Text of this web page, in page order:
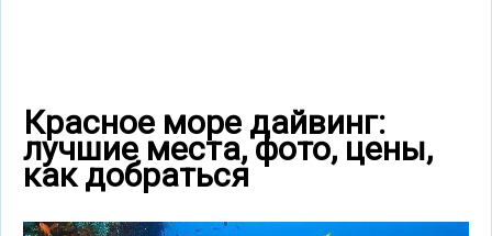
Красное море дайвинг:
лучшие места, фото, цены,
как добраться